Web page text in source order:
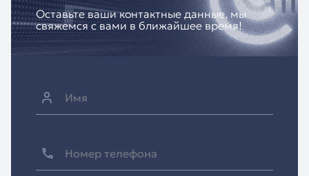
Оставьте ваши контактные данные, мы
свяжемся с вами в ближайшее время!